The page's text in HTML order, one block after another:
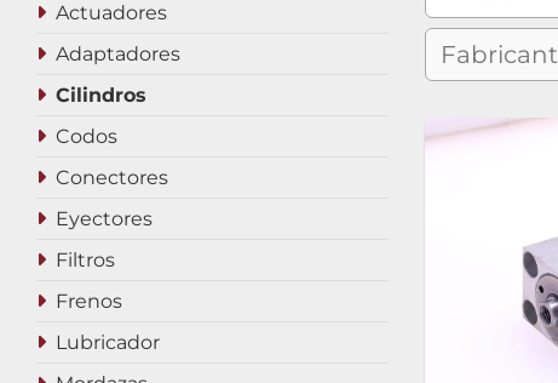
Actuadores
Adaptadores
Cilindros
Codos
Conectores
Eyectores
Filtros
Frenos
Lubricador